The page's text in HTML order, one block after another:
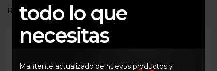
RELATED PRODUCTS
todo lo que
necesitas
Mantente actualizado de nuevos productos y